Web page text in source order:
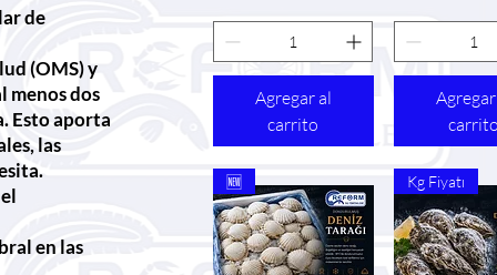
de
(OMS) y
menos dos
Esto aporta
las
en las
Agregar al
carrito
carrito
🆕 Kg Fiyatı